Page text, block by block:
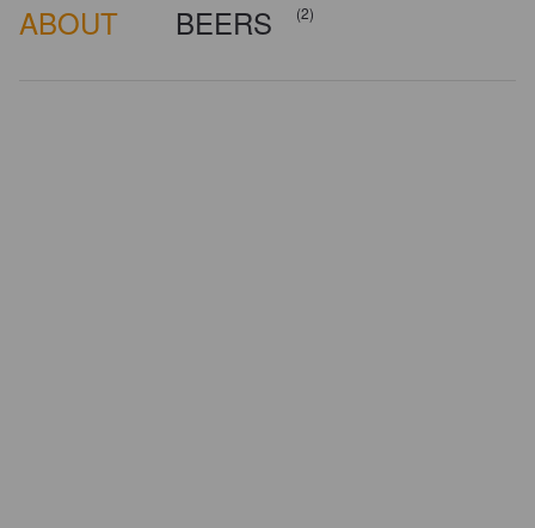
ABOUT BEERS (2)